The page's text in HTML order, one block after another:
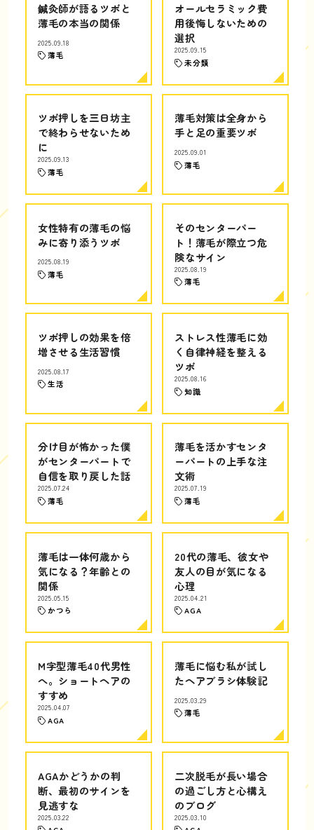
鍼灸師が語るツボと
薄毛の本当の関係
2025.09.18
薄毛
オールセラミック費
用後悔しないための
選択
2025.09.15
未分類
ツボ押しを三日坊主
で終わらせないため
に
2025.09.13
薄毛
薄毛対策は全身から
手と足の重要ツボ
2025.09.01
薄毛
女性特有の薄毛の悩
みに寄り添うツボ
2025.08.19
薄毛
そのセンターパー
ト！薄毛が際立つ危
険なサイン
2025.08.19
薄毛
ツボ押しの効果を倍
増させる生活習慣
2025.08.17
生活
ストレス性薄毛に効
く自律神経を整える
ツボ
2025.08.16
知識
分け目が怖かった僕
がセンターパートで
自信を取り戻した話
2025.07.24
薄毛
薄毛を活かすセンタ
ーパートの上手な注
文術
2025.07.19
薄毛
薄毛は一体何歳から
気になる？年齢との
関係
2025.05.15
かつら
20代の薄毛、彼女や
友人の目が気になる
心理
2025.04.21
AGA
M字型薄毛40代男性
へ。ショートヘアの
すすめ
2025.04.07
AGA
薄毛に悩む私が試し
たヘアブラシ体験記
2025.03.29
薄毛
AGAかどうかの判
断、最初のサインを
見逃すな
2025.03.22
二次脱毛が長い場合
の過ごし方と心構え
のブログ
2025.03.10